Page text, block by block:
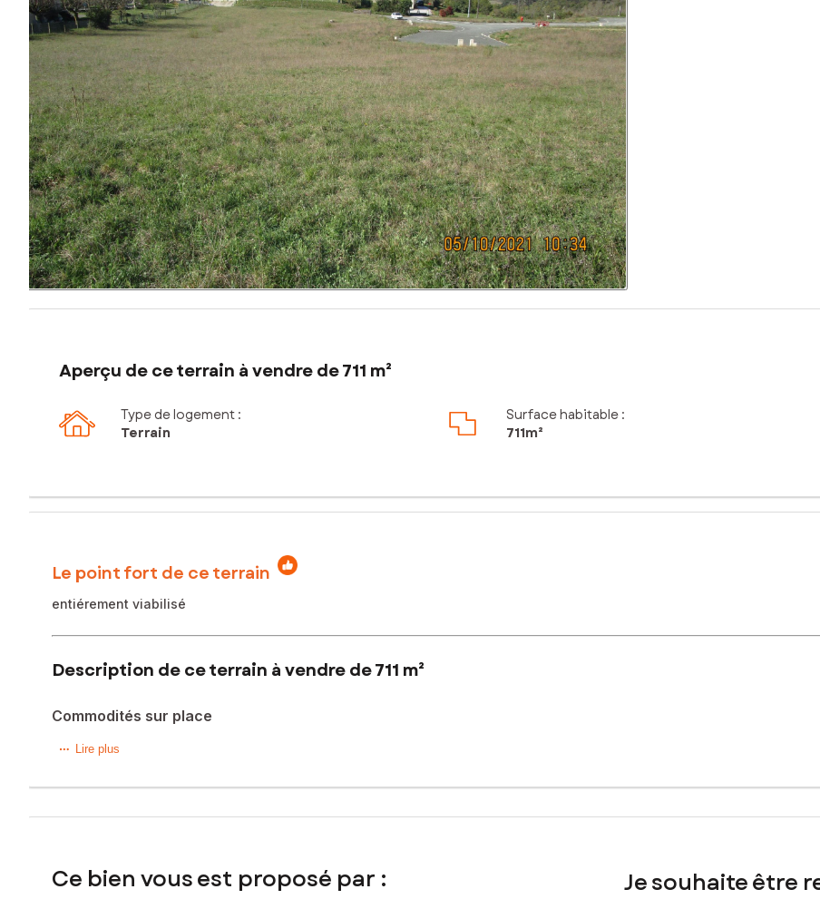
Aperçu de ce terrain à vendre de 711 m²
Type de logement :
Terrain
Surface habitable :
711m²
Le point fort de ce terrain
entiérement viabilisé
Description de ce terrain à vendre de 711 m²
Commodités sur place
Terrain constructible de 711 m² entierement viabilisé, assainissement collectif.
Les informations sur les risques auxquels ce bien est exposé sont disponibles sur le site Géorisques : www.georisques.gouv.fr
Prix de vente : 49 000 €
Contactez votre conseiller SAFTI : Philippe BOSC, Tél. : 0624991784, E-mail : philippe.bosc@safti.fr - EI - Agent commercial
Lire plus
Ce bien vous est proposé par : Je souhaite être